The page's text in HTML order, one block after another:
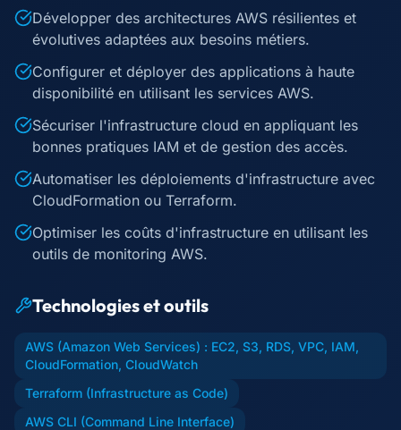
Développer des architectures AWS résilientes et
évolutives adaptées aux besoins métiers.
Configurer et déployer des applications à haute
disponibilité en utilisant les services AWS.
Sécuriser l'infrastructure cloud en appliquant les
bonnes pratiques IAM et de gestion des accès.
Automatiser les déploiements d'infrastructure avec
CloudFormation ou Terraform.
Optimiser les coûts d'infrastructure en utilisant les
outils de monitoring AWS.
Technologies et outils
AWS (Amazon Web Services) : EC2, S3, RDS, VPC, IAM,
CloudFormation, CloudWatch
Terraform (Infrastructure as Code)
AWS CLI (Command Line Interface)